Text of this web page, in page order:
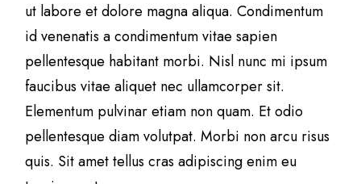
ut labore et dolore magna aliqua. Condimentum
id venenatis a condimentum vitae sapien
pellentesque habitant morbi. Nisl nunc mi ipsum
faucibus vitae aliquet nec ullamcorper sit.
Elementum pulvinar etiam non quam. Et odio
pellentesque diam volutpat. Morbi non arcu risus
quis. Sit amet tellus cras adipiscing enim eu